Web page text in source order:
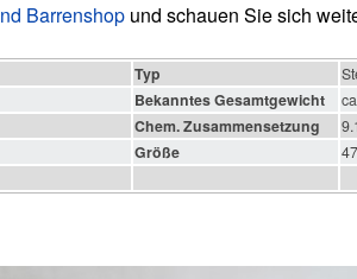
Barrenshop und schauen Sie sich
Typ
Bekanntes Gesamtgewicht
Chem. Zusammensetzung
Größe